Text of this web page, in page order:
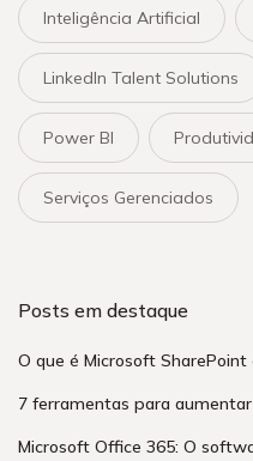
Inteligência Artificial
LinkedIn Talent Solutions
Power BI
Serviços Gerenciados
Posts em destaque
O que é Microsoft SharePoint
7 ferramentas para
Microsoft Office 365: O